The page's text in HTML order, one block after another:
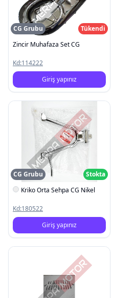
CG Grubu
Tükendi
Zincir Muhafaza Set CG
Kd:114222
Giriş yapınız
CG Grubu
Stokta
Kriko Orta Sehpa CG Nikel
Kd:180522
Giriş yapınız